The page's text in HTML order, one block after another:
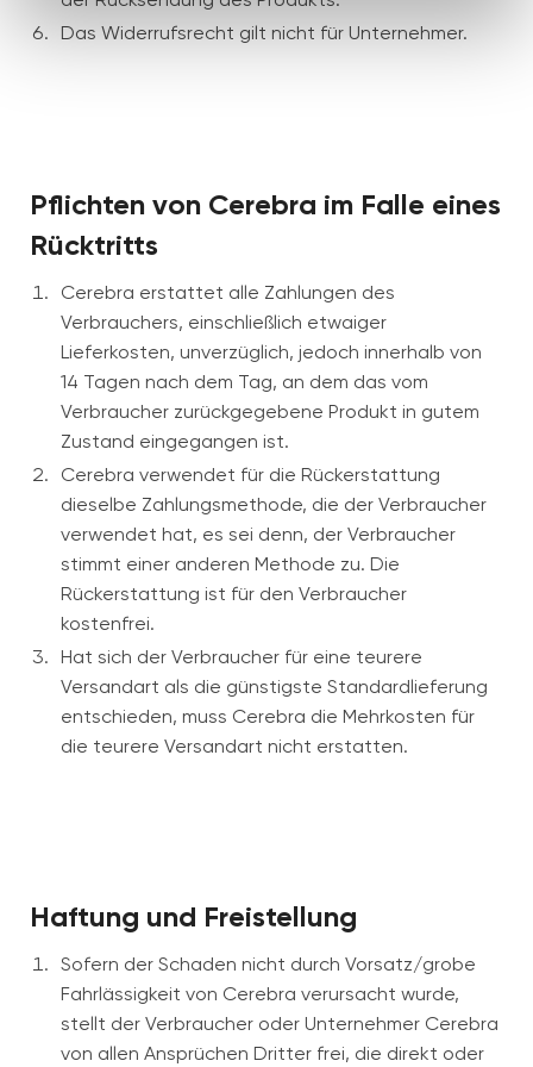
Das Widerrufsrecht gilt nicht für Unternehmer.
Pflichten von Cerebra im Falle eines
Rücktritts
Cerebra erstattet alle Zahlungen des
Verbrauchers, einschließlich etwaiger
Lieferkosten, unverzüglich, jedoch innerhalb von
14 Tagen nach dem Tag, an dem das vom
Verbraucher zurückgegebene Produkt in gutem
Zustand eingegangen ist.
Cerebra verwendet für die Rückerstattung
dieselbe Zahlungsmethode, die der Verbraucher
verwendet hat, es sei denn, der Verbraucher
stimmt einer anderen Methode zu. Die
Rückerstattung ist für den Verbraucher
kostenfrei.
Hat sich der Verbraucher für eine teurere
Versandart als die günstigste Standardlieferung
entschieden, muss Cerebra die Mehrkosten für
die teurere Versandart nicht erstatten.
Haftung und Freistellung
Sofern der Schaden nicht durch Vorsatz/grobe
Fahrlässigkeit von Cerebra verursacht wurde,
stellt der Verbraucher oder Unternehmer Cerebra
von allen Ansprüchen Dritter frei, die direkt oder